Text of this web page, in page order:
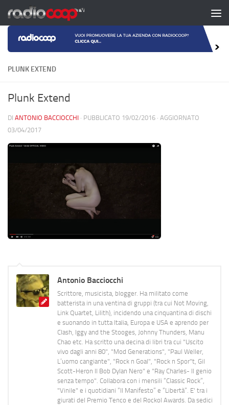
Salta al contenuto
PLUNK EXTEND
Plunk Extend
DI ANTONIO BACCIOCCHI · PUBBLICATO 19/02/2016 · AGGIORNATO
03/04/2017
Antonio Bacciocchi
Scrittore, musicista, blogger. Ha militato come
batterista in una ventina di gruppi (tra cui Not Moving,
Link Quartet, Lilith), incidendo una cinquantina di dischi
e suonando in tutta Italia, Europa e USA e aprendo per
Clash, Iggy and the Stooges, Johnny Thunders, Manu
Chao etc. Ha scritto una decina di libri tra cui "Uscito
vivo dagli anni 80", "Mod Generations", "Paul Weller,
L’uomo cangiante", "Rock n Goal", "Rock n Spor"t, Gil
Scott-Heron Il Bob Dylan Nero" e "Ray Charles- Il genio
senza tempo". Collabora con i mensili “Classic Rock”,
"Vinile" e i quotidiani “Il Manifesto” e “Libertà”. E' tra i
giurati del Premio Tenco e del Rockol Awards. Da sedici